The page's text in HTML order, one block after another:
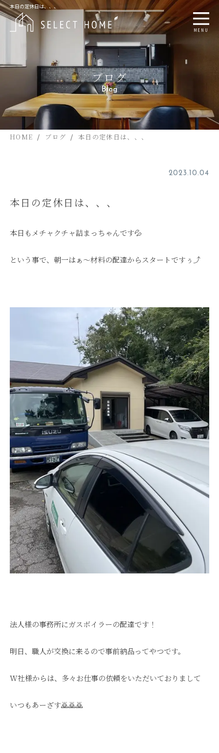
本日の定休日は、、、
MENU
ブログ
Blog
HOME ブログ 本日の定休日は、、、
2023.10.04
本日の定休日は、、、
本日もメチャクチャ詰まっちゃんです💦
という事で、朝一はぁ～材料の配達からスタートですぅ⤴
法人様の事務所にガスボイラーの配達です！
明日、職人が交換に来るので事前納品ってやつです。
W社様からは、多々お仕事の依頼をいただいておりまして
いつもあーざす🙇🙇🙇